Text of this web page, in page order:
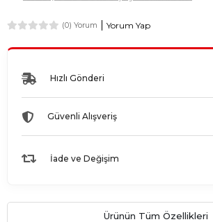
(0) Yorum Yorum Yap
Hızlı Gönderi
Güvenli Alışveriş
İade ve Değişim
Ürünün Tüm Özellikleri